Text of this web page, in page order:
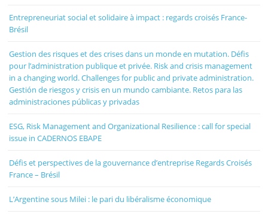
Entrepreneuriat social et solidaire à impact : regards croisés France-
Brésil
Gestion des risques et des crises dans un monde en mutation. Défis
pour l’administration publique et privée. Risk and crisis management
in a changing world. Challenges for public and private administration.
Gestión de riesgos y crisis en un mundo cambiante. Retos para las
administraciones públicas y privadas
ESG, Risk Management and Organizational Resilience : call for special
issue in CADERNOS EBAPE
Défis et perspectives de la gouvernance d’entreprise Regards Croisés
France – Brésil
L’Argentine sous Milei : le pari du libéralisme économique